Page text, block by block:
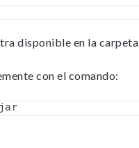
disponible en la carpeta
con el comando:
jar